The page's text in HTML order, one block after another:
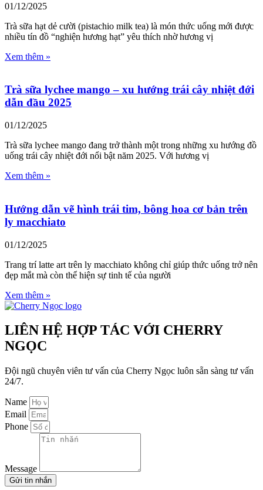
01/12/2025
Trà sữa hạt dẻ cười (pistachio milk tea) là món thức uống mới được
nhiều tín đồ “nghiện hương hạt” yêu thích nhờ hương vị
Xem thêm »
Trà sữa lychee mango – xu hướng trái cây nhiệt đới
dẫn đầu 2025
01/12/2025
Trà sữa lychee mango đang trở thành một trong những xu hướng đồ
uống trái cây nhiệt đới nổi bật năm 2025. Với hương vị
Xem thêm »
Hướng dẫn vẽ hình trái tim, bông hoa cơ bản trên
ly macchiato
01/12/2025
Trang trí latte art trên ly macchiato không chỉ giúp thức uống trở nên
đẹp mắt mà còn thể hiện sự tinh tế của người
Xem thêm »
LIÊN HỆ HỢP TÁC VỚI CHERRY
NGỌC
Đội ngũ chuyên viên tư vấn của Cherry Ngọc luôn sẵn sàng tư vấn
24/7.
Name
Email
Phone
Message
Gửi tin nhắn